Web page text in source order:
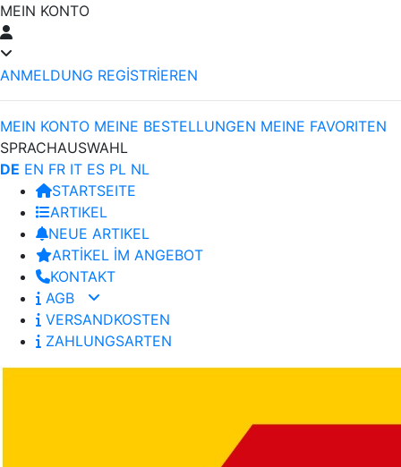
MEIN KONTO
ANMELDUNG REGİSTRİEREN
MEIN KONTO MEINE BESTELLUNGEN MEINE FAVORITEN
SPRACHAUSWAHL
DE EN FR IT ES PL NL
STARTSEITE
ARTIKEL
NEUE ARTIKEL
ARTİKEL İM ANGEBOT
KONTAKT
AGB
VERSANDKOSTEN
ZAHLUNGSARTEN